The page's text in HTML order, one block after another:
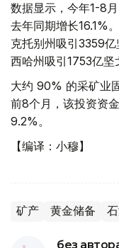
数据显示，今年1-8
去年同期增长16.1%
克托别州吸引3359亿
西哈州吸引1753亿坚
大约 90% 的采矿业
前8个月，该投资资
9.2%。
【编译：小穆】
矿产 黄金储备
без